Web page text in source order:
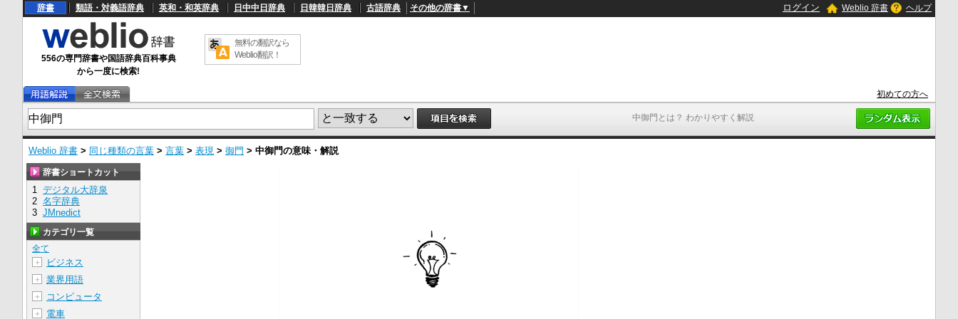
中御門とは？ わかりやすく解説
辞書 類語・対義語辞典 英和・和英辞典 日中中日辞典 日韓韓日辞典 古語辞典 その他の辞書▼ ログイン Weblio 辞書 ヘルプ
556の専門辞書や国語辞典百科事典
から一度に検索!
無料の翻訳なら
Weblio翻訳！
初めての方へ
Weblio 辞書 > 同じ種類の言葉 > 言葉 > 表現 > 御門 > 中御門の意味・解説
辞書ショートカット
1 デジタル大辞泉
2 名字辞典
3 JMnedict
カテゴリ一覧
全て
＋
ビジネス
＋ 業界用語
＋ コンピュータ
＋ 電車